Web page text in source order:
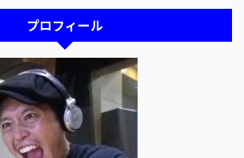
プロフィール